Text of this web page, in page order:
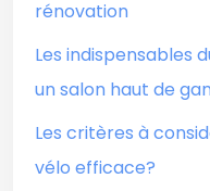
rénovation
Les indispensables
un salon haut de
Les critères à
vélo efficace?